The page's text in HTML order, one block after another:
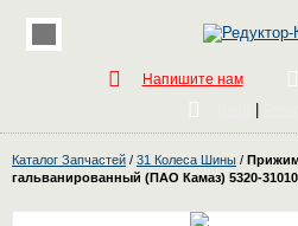
Напишите нам
Каталог Запчастей / 31 Колеса Шины / Прижим
гальванированный (ПАО Камаз) 5320-